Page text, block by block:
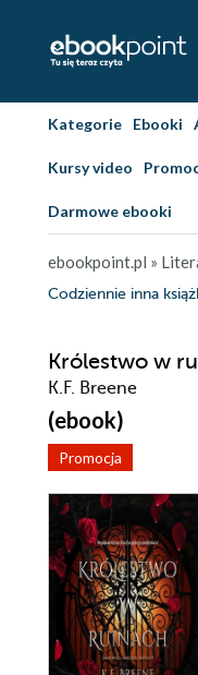
Kategorie Ebooki
Kursy video
Darmowe ebooki
ebookpoint.pl »
Codziennie inna
Królestwo w
K.F. Breene
(ebook)
Promocja